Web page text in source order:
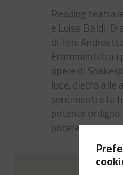
Reading
e Luisa Baldi.
di Toni
Frammenti tra i
opere di
luce, dietro alle
sentimenti e la
potente
potere.